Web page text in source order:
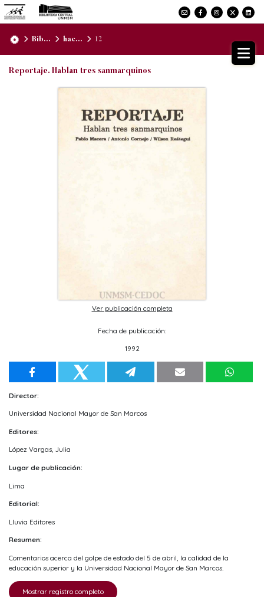
Bib... hac... 12
Reportaje. Hablan tres sanmarquinos
Ver publicación completa
Fecha de publicación:
1992
Director:
Universidad Nacional Mayor de San Marcos
Editores:
López Vargas, Julia
Lugar de publicación:
Lima
Editorial:
Lluvia Editores
Resumen:
Comentarios acerca del golpe de estado del 5 de abril, la calidad de la
educación superior y la Universidad Nacional Mayor de San Marcos.
Mostrar registro completo